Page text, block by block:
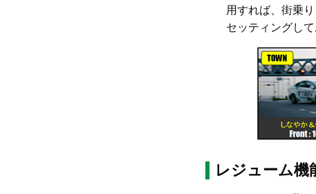
用すれば、街乗
セッティングし
レジューム機